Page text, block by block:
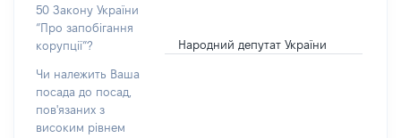
50 Закону України
“Про запобігання
корупції”?
Народний депутат України
Чи належить Ваша
посада до посад,
пов'язаних з
високим рівнем